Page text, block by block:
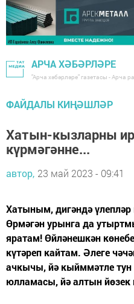
АРЧА ХӘБӘРЛӘРЕ
"Арча хәбәрләре" газетасы - Арча
ФАЙДАЛЫ КИҢӘШЛӘР
Хатын-кызларны
күрмәгәнне...
автор, 23 май 2023 - 09:41
Хатыным, дигәндә
Өрмәгән урынга да
яратам! Өйләнешкән
күтәреп кайтам. Әлеге
ачкычы, йә кыйммәтле тун
юлламасы, йә алтын